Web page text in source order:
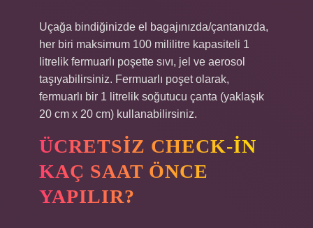
Uçağa bindiğinizde el bagajınızda/çantanızda,
her biri maksimum 100 mililitre kapasiteli 1
litrelik fermuarlı poşette sıvı, jel ve aerosol
taşıyabilirsiniz. Fermuarlı poşet olarak,
fermuarlı bir 1 litrelik soğutucu çanta (yaklaşık
20 cm x 20 cm) kullanabilirsiniz.
ÜCRETSIZ CHECK-IN
KAÇ SAAT ÖNCE
YAPILIR?